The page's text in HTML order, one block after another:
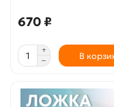
670 ₽
В